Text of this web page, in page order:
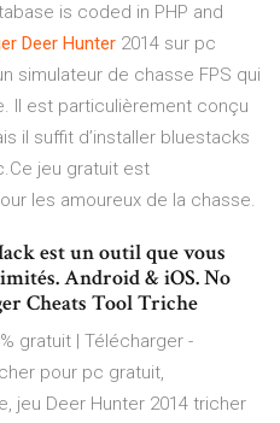
is coded in PHP and
Deer Hunter 2014 sur pc
simulateur de chasse FPS qui
Il est particulièrement conçu
il suffit d’installer bluestacks
jeu gratuit est
les amoureux de la chasse.
est un outil que vous
Android & iOS. No
Cheats Tool Triche
gratuit | Télécharger -
pour pc gratuit,
jeu Deer Hunter 2014 tricher